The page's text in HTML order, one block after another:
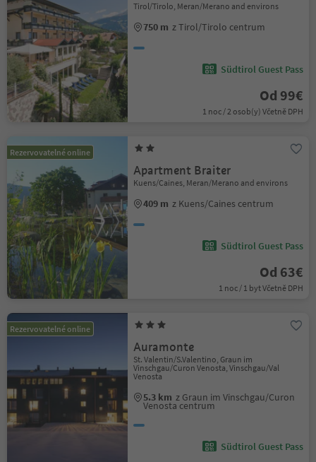
Tirol/Tirolo, Meran/Merano and environs
750 m z Tirol/Tirolo centrum
Südtirol Guest Pass
Od 99€
1 noc / 2 osob(y) Včetně DPH
Rezervovatelné online
Apartment Braiter
Kuens/Caines, Meran/Merano and environs
409 m z Kuens/Caines centrum
Südtirol Guest Pass
Od 63€
1 noc / 1 byt Včetně DPH
Rezervovatelné online
Auramonte
St. Valentin/S.Valentino, Graun im
Vinschgau/Curon Venosta, Vinschgau/Val
Venosta
5.3 km z Graun im Vinschgau/Curon
Venosta centrum
Südtirol Guest Pass